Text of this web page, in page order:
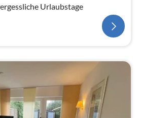
Urlaubstage